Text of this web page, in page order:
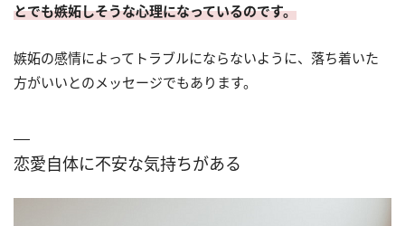
とでも嫉妬しそうな心理になっているのです。
嫉妬の感情によってトラブルにならないように、落ち着いた
方がいいとのメッセージでもあります。
恋愛自体に不安な気持ちがある